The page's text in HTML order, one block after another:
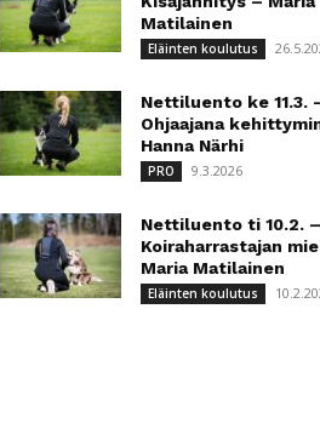
Matilainen
Eläinten koulutus
Nettiluento ke 11.3.
Ohjaajana
Hanna Närhi
PRO 9.3.2026
Nettiluento ti 10.2. –
Koiraharrastajan
Maria Matilainen
Eläinten koulutus